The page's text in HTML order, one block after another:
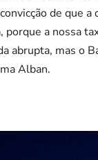
de que
porque a nossa
abrupta, mas o
Alban.